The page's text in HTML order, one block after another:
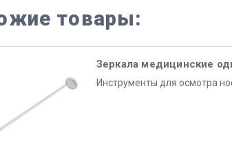
товары:
Зеркала медицинские
Инструменты для осмотра